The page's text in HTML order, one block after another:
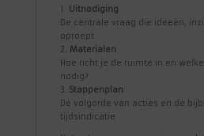
1. Uitnodiging
De centrale vraag die ideeën,
oproept
2. Materialen
Hoe richt je de ruimte in en
nodig?
3. Stappenplan
De volgorde van acties en de
tijdsindicatie